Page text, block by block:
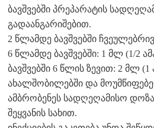
ბავშვებში პრეპარატის
გადაანგარიშებით.
2 წლამდე ბავშვებში
6 წლამდე ბავშვებში: 1 მლ (1/2
ბავშვებში 6 წლის ზევით: 2 მლ
ახალშობილებში და
ამბრობენეს სადღეღამისო
შეყვანის სახით.